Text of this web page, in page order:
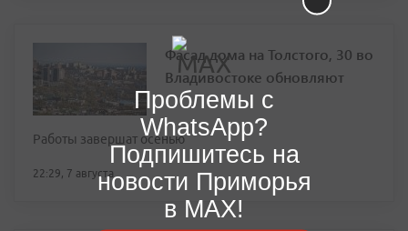
Фасад дома на Толстого, 30 во
Владивостоке обновляют
Работы завершат осенью
22:29, 7 августа
Проблемы с
WhatsApp?
Подпишитесь на
новости Приморья
в MAX!